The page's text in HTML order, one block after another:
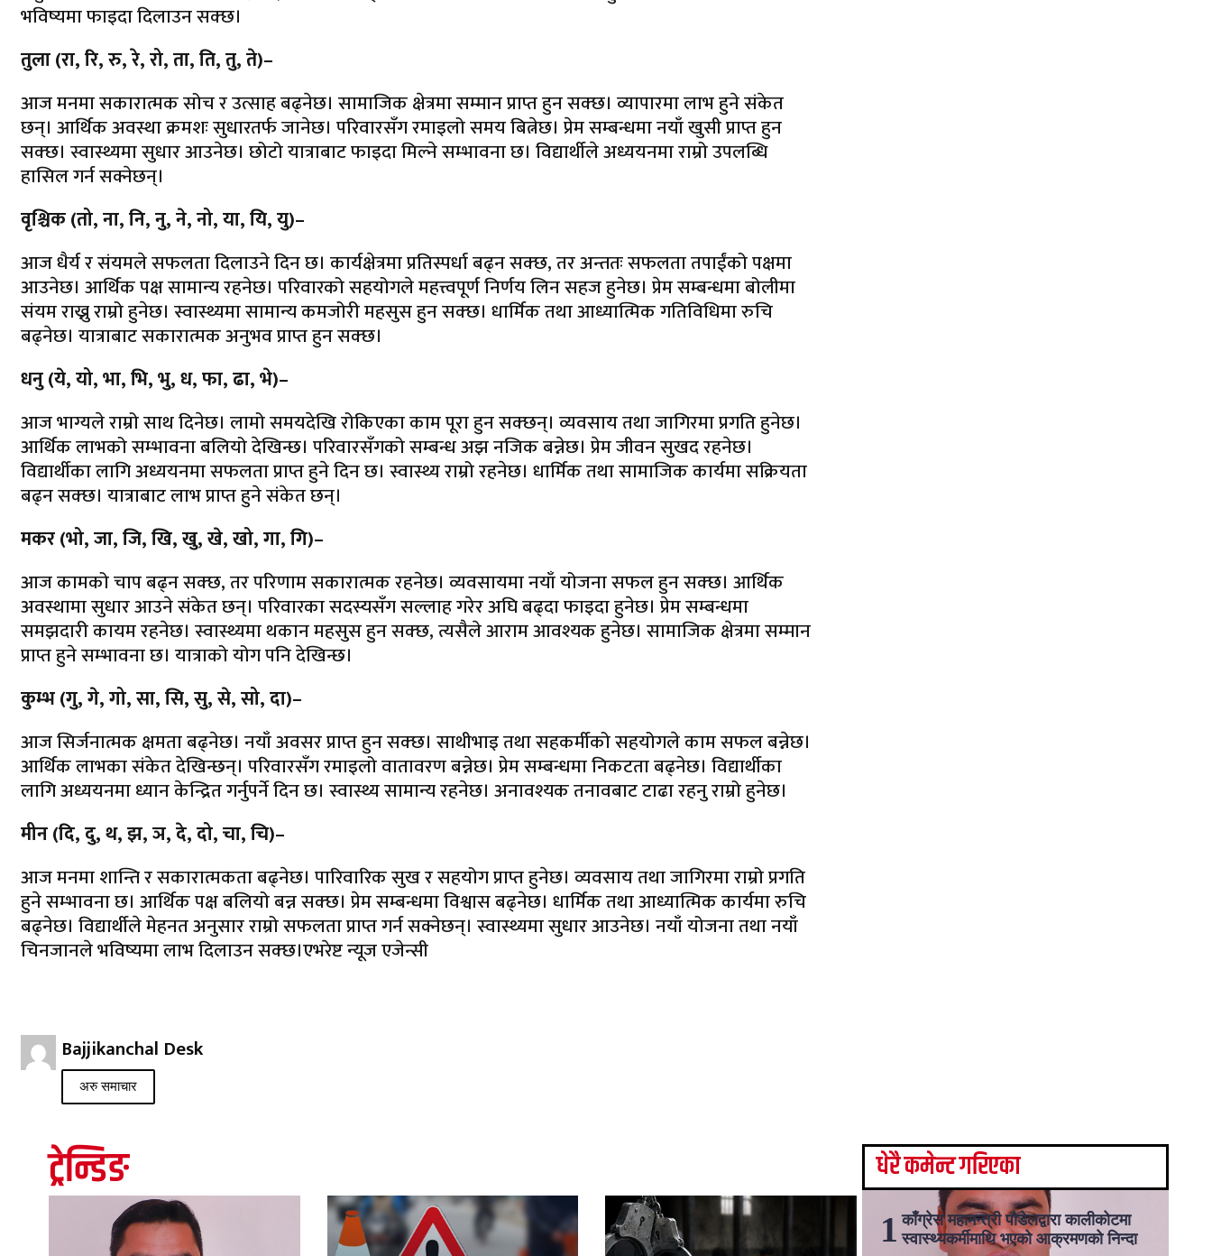
भविष्यमा फाइदा दिलाउन सक्छ।
तुला (रा, रि, रु, रे, रो, ता, ति, तु, ते)–
आज मनमा सकारात्मक सोच र उत्साह बढ्नेछ। सामाजिक क्षेत्रमा सम्मान प्राप्त हुन सक्छ। व्यापारमा लाभ हुने संकेत
छन्। आर्थिक अवस्था क्रमशः सुधारतर्फ जानेछ। परिवारसँग रमाइलो समय बित्नेछ। प्रेम सम्बन्धमा नयाँ खुसी प्राप्त हुन
सक्छ। स्वास्थ्यमा सुधार आउनेछ। छोटो यात्राबाट फाइदा मिल्ने सम्भावना छ। विद्यार्थीले अध्ययनमा राम्रो उपलब्धि
हासिल गर्न सक्नेछन्।
वृश्चिक (तो, ना, नि, नु, ने, नो, या, यि, यु)–
आज धैर्य र संयमले सफलता दिलाउने दिन छ। कार्यक्षेत्रमा प्रतिस्पर्धा बढ्न सक्छ, तर अन्ततः सफलता तपाईंको पक्षमा
आउनेछ। आर्थिक पक्ष सामान्य रहनेछ। परिवारको सहयोगले महत्त्वपूर्ण निर्णय लिन सहज हुनेछ। प्रेम सम्बन्धमा बोलीमा
संयम राख्नु राम्रो हुनेछ। स्वास्थ्यमा सामान्य कमजोरी महसुस हुन सक्छ। धार्मिक तथा आध्यात्मिक गतिविधिमा रुचि
बढ्नेछ। यात्राबाट सकारात्मक अनुभव प्राप्त हुन सक्छ।
धनु (ये, यो, भा, भि, भु, ध, फा, ढा, भे)–
आज भाग्यले राम्रो साथ दिनेछ। लामो समयदेखि रोकिएका काम पूरा हुन सक्छन्। व्यवसाय तथा जागिरमा प्रगति हुनेछ।
आर्थिक लाभको सम्भावना बलियो देखिन्छ। परिवारसँगको सम्बन्ध अझ नजिक बन्नेछ। प्रेम जीवन सुखद रहनेछ।
विद्यार्थीका लागि अध्ययनमा सफलता प्राप्त हुने दिन छ। स्वास्थ्य राम्रो रहनेछ। धार्मिक तथा सामाजिक कार्यमा सक्रियता
बढ्न सक्छ। यात्राबाट लाभ प्राप्त हुने संकेत छन्।
मकर (भो, जा, जि, खि, खु, खे, खो, गा, गि)–
आज कामको चाप बढ्न सक्छ, तर परिणाम सकारात्मक रहनेछ। व्यवसायमा नयाँ योजना सफल हुन सक्छ। आर्थिक
अवस्थामा सुधार आउने संकेत छन्। परिवारका सदस्यसँग सल्लाह गरेर अघि बढ्दा फाइदा हुनेछ। प्रेम सम्बन्धमा
समझदारी कायम रहनेछ। स्वास्थ्यमा थकान महसुस हुन सक्छ, त्यसैले आराम आवश्यक हुनेछ। सामाजिक क्षेत्रमा सम्मान
प्राप्त हुने सम्भावना छ। यात्राको योग पनि देखिन्छ।
कुम्भ (गु, गे, गो, सा, सि, सु, से, सो, दा)–
आज सिर्जनात्मक क्षमता बढ्नेछ। नयाँ अवसर प्राप्त हुन सक्छ। साथीभाइ तथा सहकर्मीको सहयोगले काम सफल बन्नेछ।
आर्थिक लाभका संकेत देखिन्छन्। परिवारसँग रमाइलो वातावरण बन्नेछ। प्रेम सम्बन्धमा निकटता बढ्नेछ। विद्यार्थीका
लागि अध्ययनमा ध्यान केन्द्रित गर्नुपर्ने दिन छ। स्वास्थ्य सामान्य रहनेछ। अनावश्यक तनावबाट टाढा रहनु राम्रो हुनेछ।
मीन (दि, दु, थ, झ, ञ, दे, दो, चा, चि)–
आज मनमा शान्ति र सकारात्मकता बढ्नेछ। पारिवारिक सुख र सहयोग प्राप्त हुनेछ। व्यवसाय तथा जागिरमा राम्रो प्रगति
हुने सम्भावना छ। आर्थिक पक्ष बलियो बन्न सक्छ। प्रेम सम्बन्धमा विश्वास बढ्नेछ। धार्मिक तथा आध्यात्मिक कार्यमा रुचि
बढ्नेछ। विद्यार्थीले मेहनत अनुसार राम्रो सफलता प्राप्त गर्न सक्नेछन्। स्वास्थ्यमा सुधार आउनेछ। नयाँ योजना तथा नयाँ
चिनजानले भविष्यमा लाभ दिलाउन सक्छ।एभरेष्ट न्यूज एजेन्सी
Bajjikanchal Desk
अरु समाचार
ट्रेन्डिङ धेरै कमेन्ट गरिएका
काँग्रेस महामन्त्री पौडेलद्वारा कालीकोटमा
स्वास्थ्यकर्मीमाथि भएको आक्रमणको निन्दा